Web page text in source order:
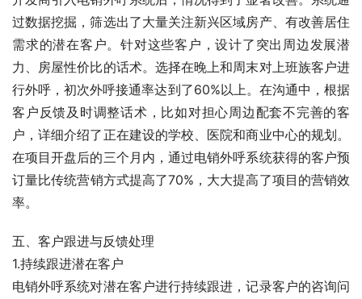
过数据挖掘，筛选出了大量关注新兴区域房产、有改善居住
需求的潜在客户。针对这些客户，设计了突出周边发展潜
力、房屋性价比的话术。选择在晚上和周末对上班族客户进
行外呼，初次外呼接通率达到了60%以上。在沟通中，根据
客户反馈及时调整话术，比如对担心周边配套不完善的客
户，详细介绍了正在建设的学校、医院和商业中心的规划。
在项目开盘后的三个月内，通过电销外呼系统获得的客户预
订量比传统营销方式提高了70%，大大提高了项目的营销效
率。
五、客户跟进与反馈处理
1.持续跟进潜在客户
电销外呼系统对潜在客户进行持续跟进，记录客户的咨询问